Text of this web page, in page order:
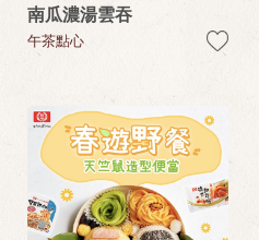
南瓜濃湯雲吞
午茶點心